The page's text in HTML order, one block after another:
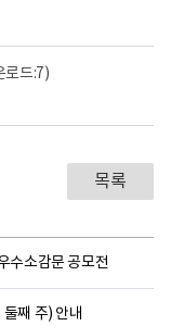
로드:7)
목록
수소감문 공모전
째 주) 안내